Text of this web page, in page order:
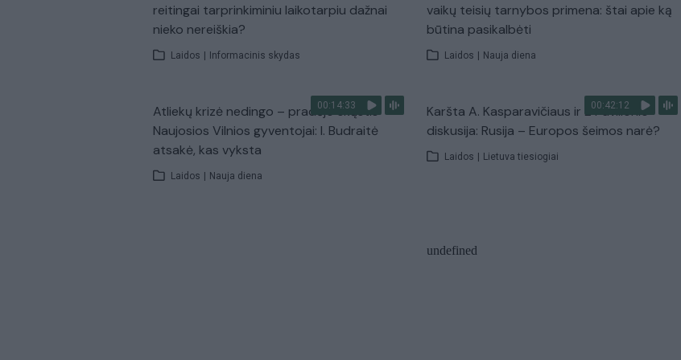
reitingai tarprinkiminiu laikotarpiu dažnai
nieko nereiškia?
Laidos | Informacinis skydas
vaikų teisių tarnybos primena: štai apie ką
būtina pasikalbėti
Laidos | Nauja diena
00:14:33
Atliekų krizė nedingo – pradėjo skųstis
Naujosios Vilnios gyventojai: I. Budraitė
atsakė, kas vyksta
Laidos | Nauja diena
00:42:12
Karšta A. Kasparavičiaus ir Ž Pavilionio
diskusija: Rusija – Europos šeimos narė?
Laidos | Lietuva tiesiogiai